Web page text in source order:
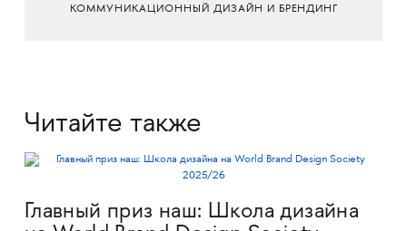
КОММУНИКАЦИОННЫЙ ДИЗАЙН И БРЕНДИНГ
Читайте также
Главный приз наш: Школа дизайна